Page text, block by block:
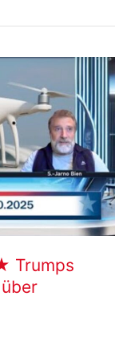
Trumps